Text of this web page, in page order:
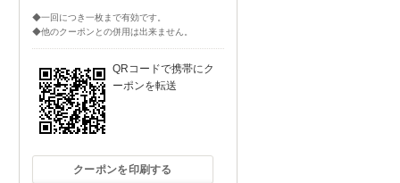
◆一回につき一枚まで有効です。
◆他のクーポンとの併用は出来ません。
QRコードで携帯にク
ーポンを転送
クーポンを印刷する